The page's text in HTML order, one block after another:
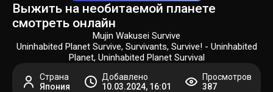
Выжить на необитаемой планете
смотреть онлайн
Mujin Wakusei Survive
Uninhabited Planet Survive, Survivants, Survive! - Uninhabited
Planet, Uninhabited Planet Survival
Страна
Япония
Добавлено
10.03.2024, 16:01
Просмотров
387